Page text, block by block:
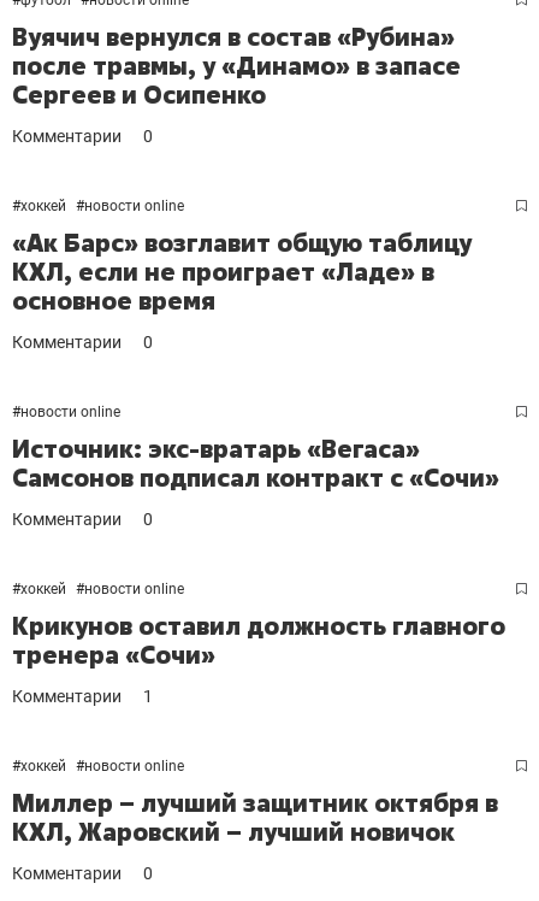
Вуячич вернулся в состав «Рубина»
после травмы, у «Динамо» в запасе
Сергеев и Осипенко
Комментарии 0
#хоккей #новости online
«Ак Барс» возглавит общую таблицу
КХЛ, если не проиграет «Ладе» в
основное время
Комментарии 0
#новости online
Источник: экс-вратарь «Вегаса»
Самсонов подписал контракт с «Сочи»
Комментарии 0
#хоккей #новости online
Крикунов оставил должность главного
тренера «Сочи»
Комментарии 1
#хоккей #новости online
Миллер – лучший защитник октября в
КХЛ, Жаровский – лучший новичок
Комментарии 0